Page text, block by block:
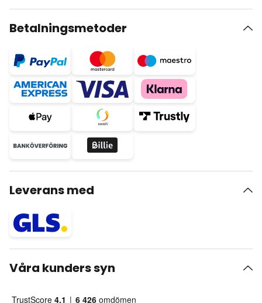
Betalningsmetoder
Leverans med
Våra kunders syn